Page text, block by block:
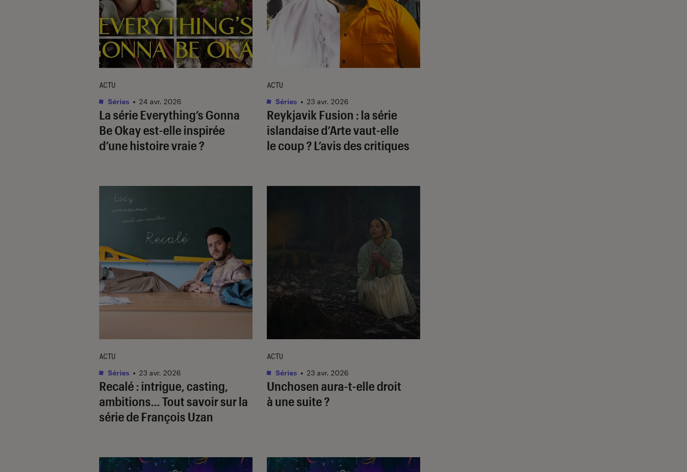
La sérieEverything’s Gonna
Be Okay est-elle inspirée
d’une histoire vraie ?
ACTU
Séries • 24 avr. 2026
Reykjavik Fusion : la série
islandaise d’Arte vaut-elle
le coup ? L’avis des critiques
ACTU
Séries • 23 avr. 2026
Recalé: intrigue, casting,
ambitions… Tout savoir sur la
série de François Uzan
ACTU
Séries • 23 avr. 2026
Unchosenaura-t-elle droit
à une suite ?
ACTU
Séries • 23 avr. 2026